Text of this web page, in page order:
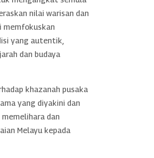
nilai warisan dan
memfokuskan
yang autentik,
dan budaya
khazanah pusaka
yang diyakini dan
dan
Melayu kepada